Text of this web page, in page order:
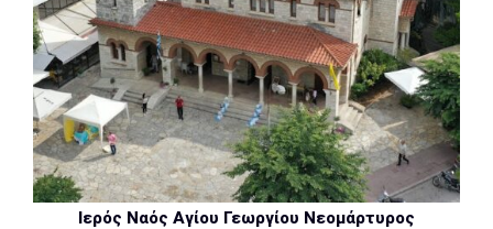
Ιερός Ναός Αγίου Γεωργίου Νεομάρτυρος